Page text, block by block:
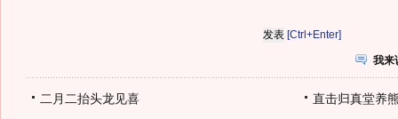
[Ctrl+Enter]
我来
二月二抬头龙见喜 直击归真堂养